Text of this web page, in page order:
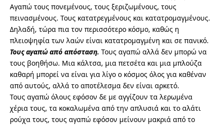
Αγαπώ τους πονεμένους, τους ξεριζωμένους, τους
πεινασμένους. Τους κατατρεγμένους και κατατρομαγμένους.
Δηλαδή, τώρα πια τον περισσότερο κόσμο, καθώς η
πλειοψηφία των λαών είναι κατατρομαγμένη και σε πανικό.
Τους αγαπώ από απόσταση. Τους αγαπώ αλλά δεν μπορώ να
τους βοηθήσω. Μια κάλτσα, μια πετσέτα και μια μπλούζα
καθαρή μπορεί να είναι για λίγο ο κόσμος όλος για καθέναν
από αυτούς, αλλά το αποτέλεσμα δεν είναι αρκετό.
Τους αγαπώ όλους εφόσον δε με αγγίζουν τα λερωμένα
χέρια τους, τα κοκαλωμένα από την απλυσιά και το αλάτι
ρούχα τους, τους αγαπώ εφόσον μείνουν μακριά από το